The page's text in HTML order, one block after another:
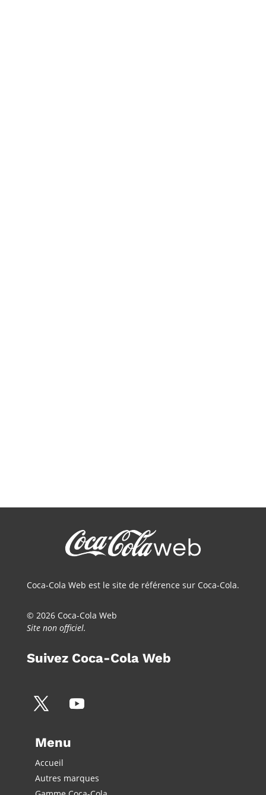
Coca-Cola Web est le site de référence sur Coca-Cola.
© 2026 Coca-Cola Web
Site non officiel.
Suivez Coca-Cola Web
Menu
Accueil
Autres marques